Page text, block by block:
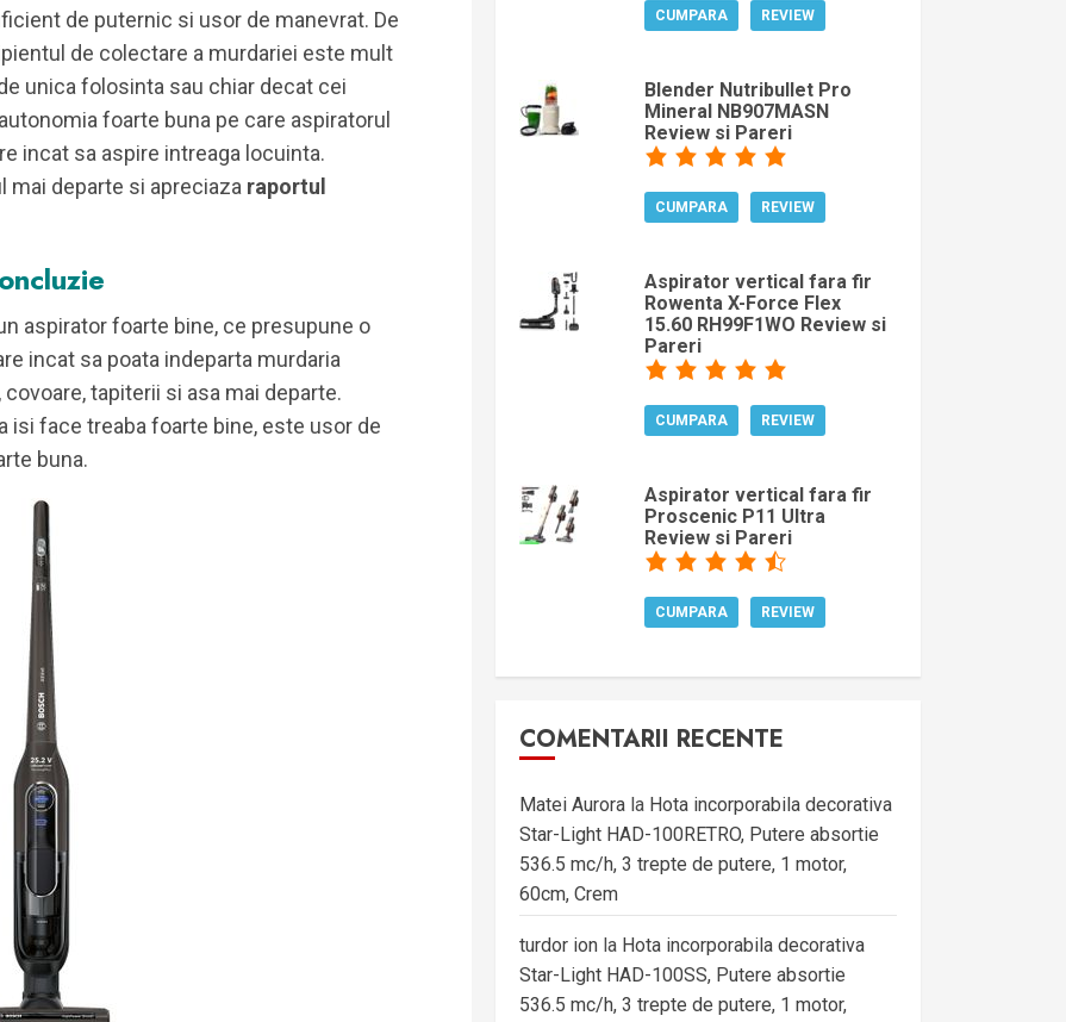
de puternic si usor de manevrat. De
de colectare a murdariei este mult
unica folosinta sau chiar decat cei
foarte buna pe care aspiratorul
incat sa aspire intreaga locuinta.
mai departe si apreciaza raportul
aspirator foarte bine, ce presupune o
incat sa poata indeparta murdaria
tapiterii si asa mai departe.
isi face treaba foarte bine, este usor de
buna.
CUMPARA REVIEW
Blender Nutribullet Pro
Mineral NB907MASN
Review si Pareri
CUMPARA REVIEW
Aspirator vertical fara fir
Rowenta X-Force Flex
15.60 RH99F1WO Review si
Pareri
CUMPARA REVIEW
Aspirator vertical fara fir
Proscenic P11 Ultra
Review si Pareri
CUMPARA REVIEW
COMENTARII RECENTE
Matei Aurora la Hota incorporabila decorativa
Star-Light HAD-100RETRO, Putere absortie
536.5 mc/h, 3 trepte de putere, 1 motor,
60cm, Crem
turdor ion la Hota incorporabila decorativa
Star-Light HAD-100SS, Putere absortie
536.5 mc/h, 3 trepte de putere, 1 motor,